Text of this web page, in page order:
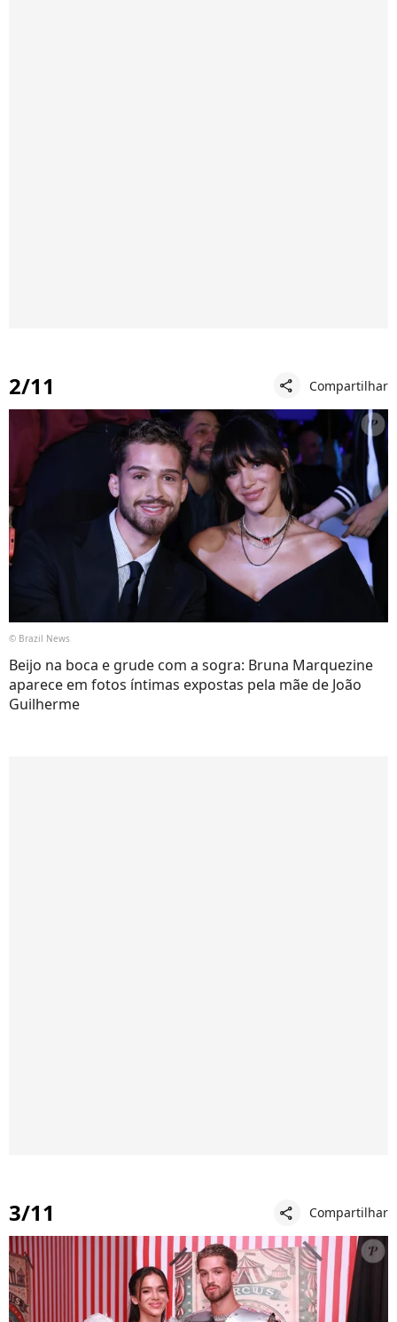
2/11 share Compartilhar
© Brazil News
Beijo na boca e grude com a sogra: Bruna Marquezine
aparece em fotos íntimas expostas pela mãe de João
Guilherme
3/11 share Compartilhar